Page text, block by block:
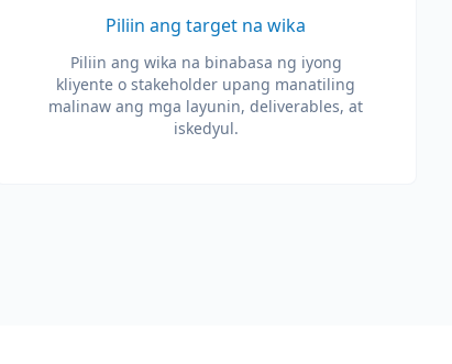
Piliin ang target na wika
Piliin ang wika na binabasa ng iyong
kliyente o stakeholder upang manatiling
malinaw ang mga layunin, deliverables, at
iskedyul.